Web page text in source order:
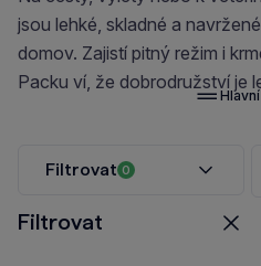
jsou lehké, skladné a
domov. Zajistí pitný režim i
Packu ví, že dobrodružství je
Filtrovat 0
Filtrovat